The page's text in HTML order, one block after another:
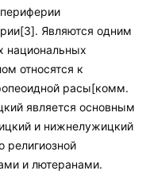
Являются одним
национальных
относятся к
расы[комм.
является основным
и нижнелужицкий
религиозной
и лютеранами.